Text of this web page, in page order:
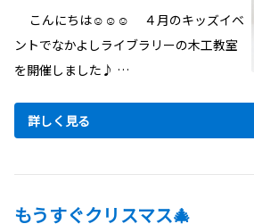
こんにちは☺☺☺ ４月のキッズイベ
ントでなかよしライブラリーの木工教室
を開催しました♪ …
詳しく見る
もうすぐクリスマス🎄